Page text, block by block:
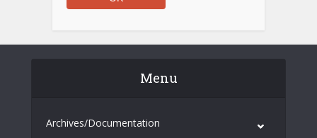
Menu
Archives/Documentation